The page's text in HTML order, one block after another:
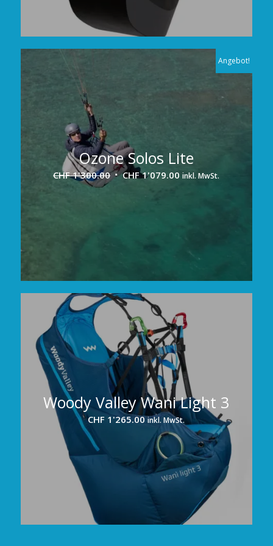
Ozone Solos Lite
CHF1'300.00Ursprünglicher
CHF1'079.00 Aktueller
inkl. MwSt.
Angebot!
Woody Valley Wani Light 3
CHF 1'265.00 inkl. MwSt.